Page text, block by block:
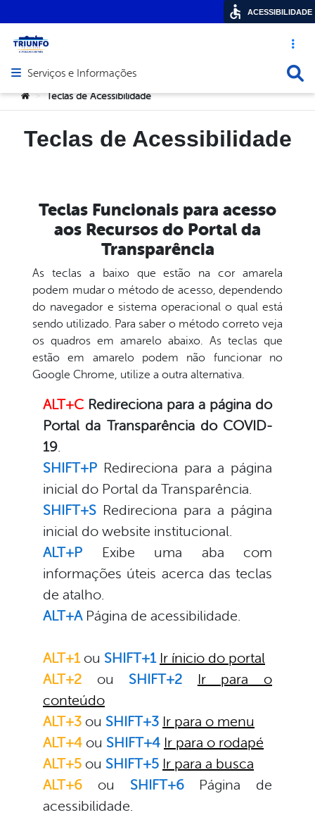
Acesso
Abrir menu principal de navegação
Serviços e Informações
Você está aqui:
> Teclas de Acessibilidade
Teclas de Acessibilidade
Teclas Funcionais para acesso
aos Recursos do Portal da
Transparência
As teclas a baixo que estão na cor amarela
podem mudar o método de acesso, dependendo
do navegador e sistema operacional o qual está
sendo utilizado. Para saber o método correto veja
os quadros em amarelo abaixo. As teclas que
estão em amarelo podem não funcionar no
Google Chrome, utilize a outra alternativa.
ALT+C Redireciona para a página do
Portal da Transparência do COVID-
19.
SHIFT+P Redireciona para a página
inicial do Portal da Transparência.
SHIFT+S Redireciona para a página
inicial do website institucional.
ALT+P Exibe uma aba com
informações úteis acerca das teclas
de atalho.
ALT+APágina de acessibilidade.
ALT+1ou SHIFT+1 Ir ínicio do portal
ALT+2 ou SHIFT+2
Ir para o
conteúdo
ALT+3 ou SHIFT+3 Ir para o menu
ALT+4 ou SHIFT+4 Ir para o rodapé
ALT+5 ou SHIFT+5 Ir para a busca
ALT+6 ou SHIFT+6Página de
acessibilidade.
ACESSIBILIDADE